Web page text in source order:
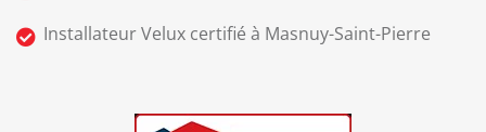
Installateur Velux certifié à Masnuy-Saint-Pierre